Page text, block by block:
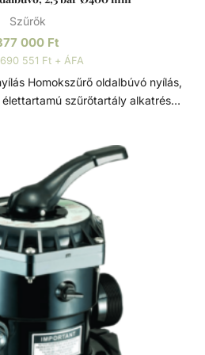
Szűrők
000 Ft
551 Ft + ÁFA
nyílás,
szűrőtartály alkatrész.
melyet süt a nap, könnyedén
és más szennyeződések,
rontják, de a fürdőzők
A szűrőtartály a
az egészen finom
a vízből, amelyek így
a szűrőközegen.